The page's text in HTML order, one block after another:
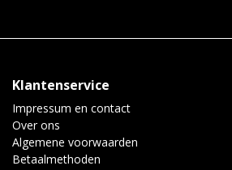
Klantenservice
Impressum en contact
Over ons
Algemene voorwaarden
Betaalmethoden